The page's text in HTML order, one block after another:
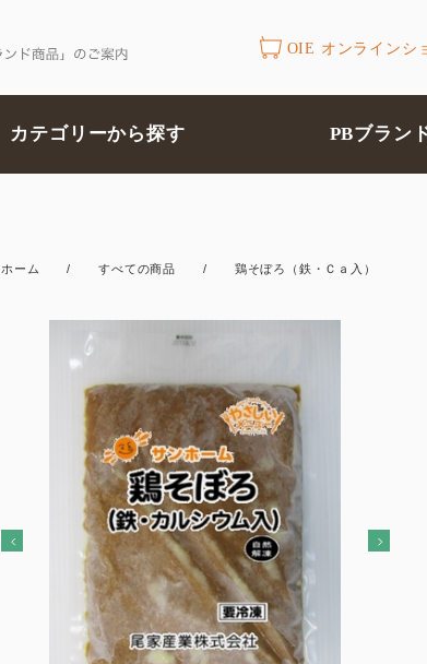
OIE オンラインシ
カテゴリーから探す PBブラン
ホーム / すべての商品 / 鶏そぼろ（鉄・Ｃａ入）